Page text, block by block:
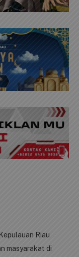
Riau
masyarakat di